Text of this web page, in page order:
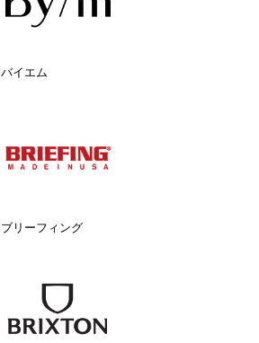
バイエム
ブリーフィング